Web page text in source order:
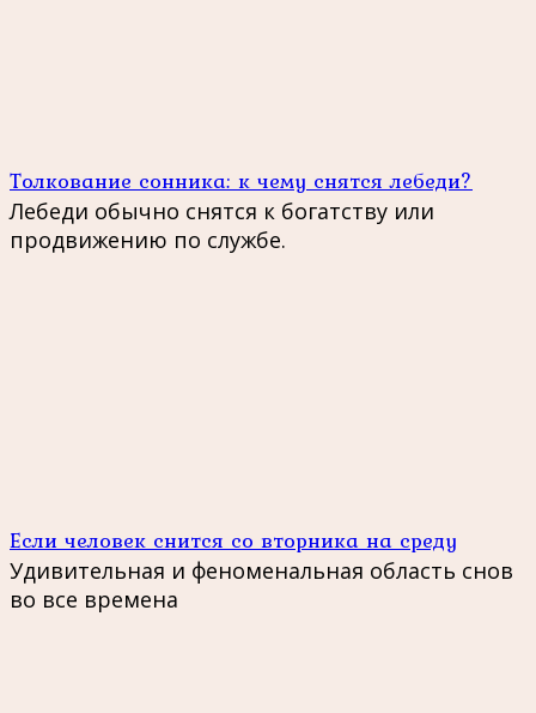
Толкование сонника: к чему снятся лебеди?
Лебеди обычно снятся к богатству или
продвижению по службе.
Если человек снится со вторника на среду
Удивительная и феноменальная область снов
во все времена